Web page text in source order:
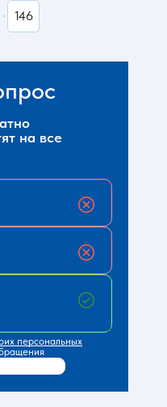
146
на все
персональных